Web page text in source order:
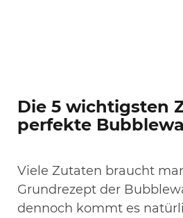
Die 5 wichtigsten
perfekte
Viele Zutaten braucht
Grundrezept der
dennoch kommt es